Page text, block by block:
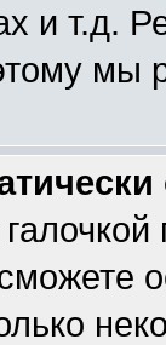
и т.д.
мы